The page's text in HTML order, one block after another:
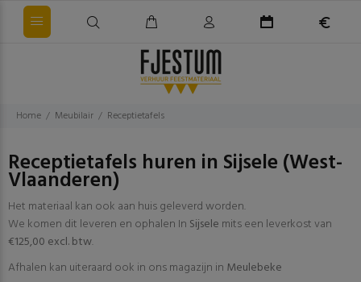
Home Meubilair Receptietafels
Receptietafels huren in Sijsele (West-
Vlaanderen)
Het materiaal kan ook aan huis geleverd worden.
We komen dit leveren en ophalen In Sijsele mits een leverkost van
€125,00 excl. btw.
Afhalen kan uiteraard ook in ons magazijn in Meulebeke